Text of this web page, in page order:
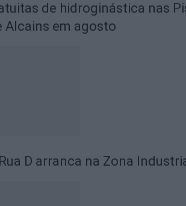
de hidroginástica nas
Alcains em agosto
D arranca na Zona